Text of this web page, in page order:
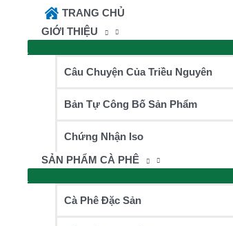
TRANG CHỦ
GIỚI THIỆU
Câu Chuyện Của Triều Nguyên
Bản Tự Công Bố Sản Phẩm
Chứng Nhận Iso
SẢN PHẨM CÀ PHÊ
Cà Phê Đặc Sản